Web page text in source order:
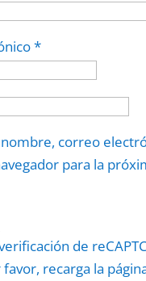
*
correo
para la
de
recarga la